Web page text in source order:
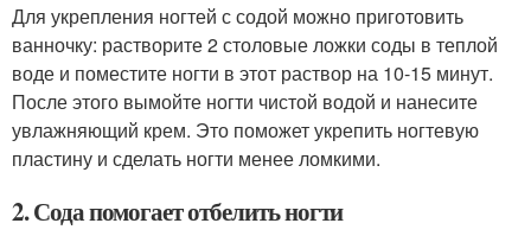
Для укрепления ногтей с содой можно приготовить
ванночку: растворите 2 столовые ложки соды в теплой
воде и поместите ногти в этот раствор на 10-15 минут.
После этого вымойте ногти чистой водой и нанесите
увлажняющий крем. Это поможет укрепить ногтевую
пластину и сделать ногти менее ломкими.
2. Сода помогает отбелить ногти